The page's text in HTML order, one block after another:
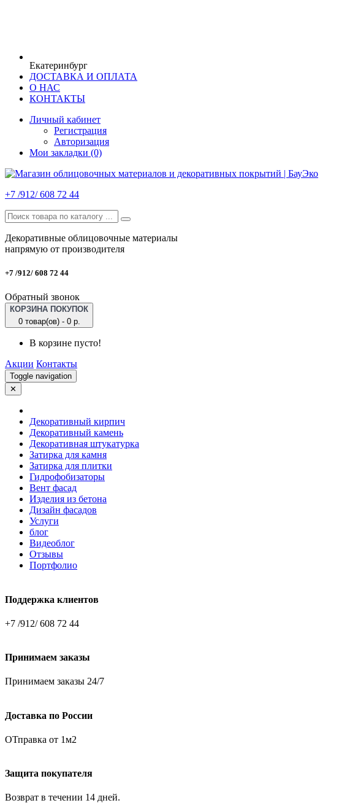
Екатеринбург
ДОСТАВКА И ОПЛАТА
О НАС
КОНТАКТЫ
Личный кабинет
Регистрация
Авторизация
Мои закладки (0)
+7 /912/ 608 72 44
Декоративные облицовочные материалы
напрямую от производителя
+7 /912/ 608 72 44
Обратный звонок
КОРЗИНА ПОКУПОК
0 товар(ов) - 0 р.
В корзине пусто!
Акции Контакты
Toggle navigation
✕
Декоративный кирпич
Декоративный камень
Декоративная штукатурка
Затирка для камня
Затирка для плитки
Гидрофобизаторы
Вент фасад
Изделия из бетона
Дизайн фасадов
Услуги
блог
Видеоблог
Отзывы
Портфолио
Поддержка клиентов
+7 /912/ 608 72 44
Принимаем заказы
Принимаем заказы 24/7
Доставка по России
ОТправка от 1м2
Защита покупателя
Возврат в течении 14 дней.